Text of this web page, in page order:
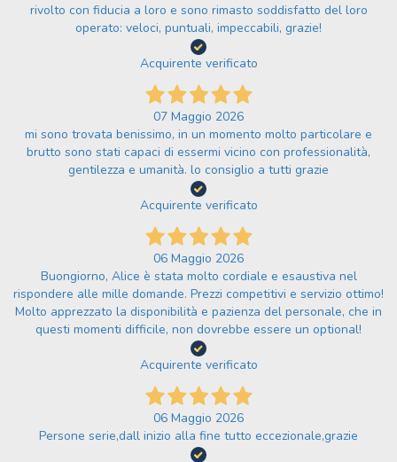
rivolto con fiducia a loro e sono rimasto soddisfatto del loro
operato: veloci, puntuali, impeccabili, grazie!
Acquirente verificato
07 Maggio 2026
mi sono trovata benissimo, in un momento molto particolare e
brutto sono stati capaci di essermi vicino con professionalità,
gentilezza e umanità. lo consiglio a tutti grazie
Acquirente verificato
06 Maggio 2026
Buongiorno, Alice è stata molto cordiale e esaustiva nel
rispondere alle mille domande. Prezzi competitivi e servizio ottimo!
Molto apprezzato la disponibilità e pazienza del personale, che in
questi momenti difficile, non dovrebbe essere un optional!
Acquirente verificato
06 Maggio 2026
Persone serie,dall inizio alla fine tutto eccezionale,grazie